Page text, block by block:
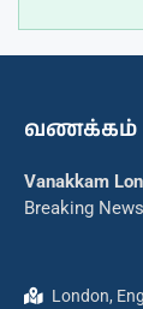
Vanakkam
Breaking
London,